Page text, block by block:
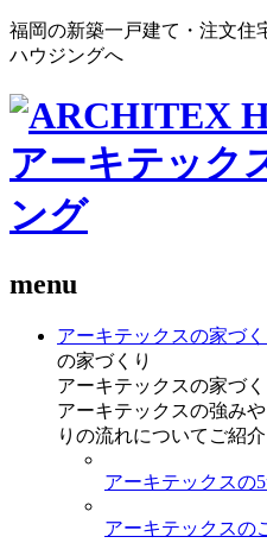
福岡の新築一戸建て・注文住
ハウジングへ
menu
アーキテックスの家づく
の家づくり
アーキテックスの家づく
アーキテックスの強み
りの流れについてご紹
アーキテックスの
アーキテックスの